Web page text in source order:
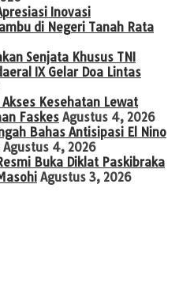
Inovasi
di Negeri Tanah Rata
Senjata Khusus TNI
IX Gelar Doa Lintas
Kesehatan Lewat
Faskes Agustus 4, 2026
Bahas Antisipasi El Nino
Agustus 4, 2026
Buka Diklat Paskibraka
Agustus 3, 2026